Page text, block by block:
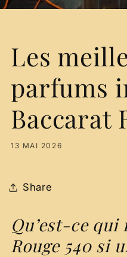
Les
parfums
Baccarat
13 MAI 2026
Share
Qu’est-ce qui
Rouge 540 si